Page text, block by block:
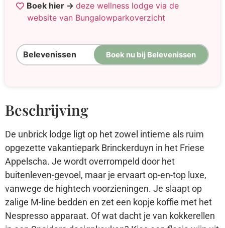
Boek hier → deze wellness lodge via de
website van Bungalowparkoverzicht
Belevenissen Boek nu bij Belevenissen
Beschrijving
De unbrick lodge ligt op het zowel intieme als ruim
opgezette vakantiepark Brinckerduyn in het Friese
Appelscha. Je wordt overrompeld door het
buitenleven-gevoel, maar je ervaart op-en-top luxe,
vanwege de hightech voorzieningen. Je slaapt op
zalige M-line bedden en zet een kopje koffie met het
Nespresso apparaat. Of wat dacht je van kokkerellen